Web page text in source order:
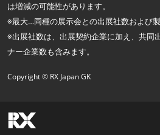
は増減の可能性があります。
※最大…同種の展示会との出展社数および製
※出展社数は、出展契約企業に加え、共同
ナー企業数も含みます。
Copyright © RX Japan GK